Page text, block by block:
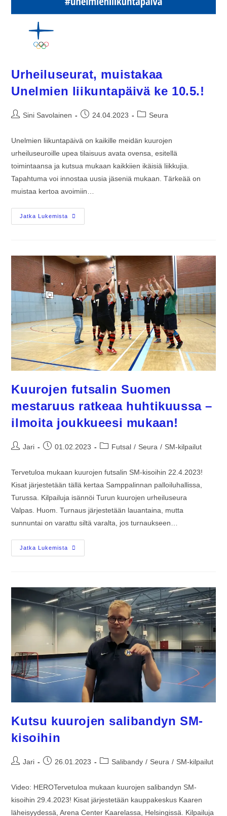
Urheiluseurat, muistakaa
Unelmien liikuntapäivä ke 10.5.!
Sini Savolainen 24.04.2023 Seura
Unelmien liikuntapäivä on kaikille meidän kuurojen
urheiluseuroille upea tilaisuus avata ovensa, esitellä
toimintaansa ja kutsua mukaan kaikkiien ikäisiä liikkujia.
Tapahtuma voi innostaa uusia jäseniä mukaan. Tärkeää on
muistaa kertoa avoimiin…
Jatka Lukemista
Kuurojen futsalin Suomen
mestaruus ratkeaa huhtikuussa –
ilmoita joukkueesi mukaan!
Jari 01.02.2023 Futsal / Seura / SM-kilpailut
Tervetuloa mukaan kuurojen futsalin SM-kisoihin 22.4.2023!
Kisat järjestetään tällä kertaa Samppalinnan palloiluhallissa,
Turussa. Kilpailuja isännöi Turun kuurojen urheiluseura
Valpas. Huom. Turnaus järjestetään lauantaina, mutta
sunnuntai on varattu siltä varalta, jos turnaukseen…
Jatka Lukemista
Kutsu kuurojen salibandyn SM-
kisoihin
Jari 26.01.2023 Salibandy / Seura / SM-kilpailut
Video: HEROTervetuloa mukaan kuurojen salibandyn SM-
kisoihin 29.4.2023! Kisat järjestetään kauppakeskus Kaaren
läheisyydessä, Arena Center Kaarelassa, Helsingissä. Kilpailuja